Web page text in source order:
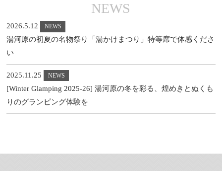
NEWS
2026.5.12 NEWS
湯河原の初夏の名物祭り「湯かけまつり」特等席で体感くださ
い
2025.11.25 NEWS
[Winter Glamping 2025-26] 湯河原の冬を彩る、煌めきとぬくも
りのグランピング体験を